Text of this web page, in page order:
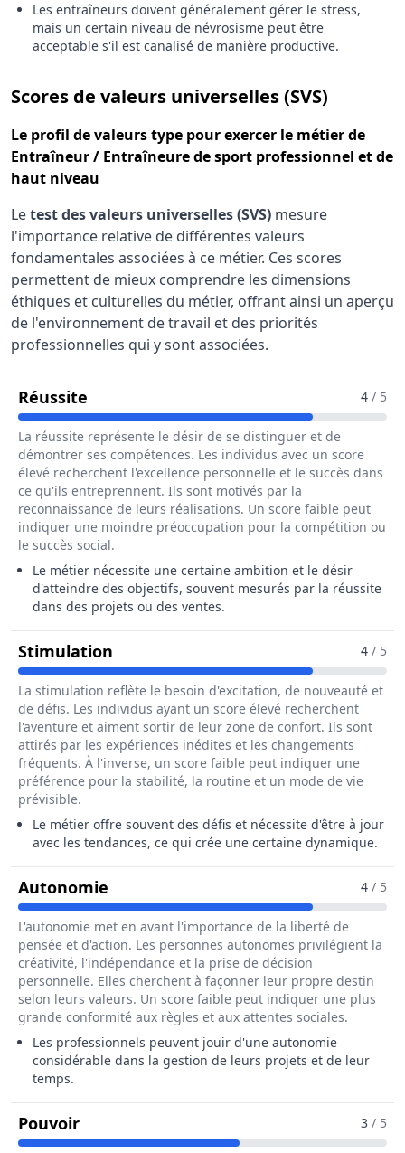
Les entraîneurs doivent généralement gérer le stress,
mais un certain niveau de névrosisme peut être
acceptable s'il est canalisé de manière productive.
Scores de valeurs universelles (SVS)
Le profil de valeurs type pour exercer le métier de
Entraîneur / Entraîneure de sport professionnel et de
haut niveau
Letest des valeurs universelles (SVS) mesure
l'importance relative de différentes valeurs
fondamentales associées à ce métier. Ces scores
permettent de mieux comprendre les dimensions
éthiques et culturelles du métier, offrant ainsi un aperçu
de l'environnement de travail et des priorités
professionnelles qui y sont associées.
Réussite Pour Le Métier De Entraîneur / 4 / 5
La réussite représente le désir de se distinguer et de
démontrer ses compétences. Les individus avec un score
élevé recherchent l'excellence personnelle et le succès dans
ce qu'ils entreprennent. Ils sont motivés par la
reconnaissance de leurs réalisations. Un score faible peut
indiquer une moindre préoccupation pour la compétition ou
le succès social.
Le métier nécessite une certaine ambition et le désir
d'atteindre des objectifs, souvent mesurés par la réussite
dans des projets ou des ventes.
Stimulation Pour Le Métier De Entraîneur /
4 / 5
La stimulation reflète le besoin d'excitation, de nouveauté et
de défis. Les individus ayant un score élevé recherchent
l'aventure et aiment sortir de leur zone de confort. Ils sont
attirés par les expériences inédites et les changements
fréquents. À l'inverse, un score faible peut indiquer une
préférence pour la stabilité, la routine et un mode de vie
prévisible.
Le métier offre souvent des défis et nécessite d'être à jour
avec les tendances, ce qui crée une certaine dynamique.
Autonomie Pour Le Métier De Entraîneur /4 / 5
L'autonomie met en avant l'importance de la liberté de
pensée et d'action. Les personnes autonomes privilégient la
créativité, l'indépendance et la prise de décision
personnelle. Elles cherchent à façonner leur propre destin
selon leurs valeurs. Un score faible peut indiquer une plus
grande conformité aux règles et aux attentes sociales.
Les professionnels peuvent jouir d'une autonomie
considérable dans la gestion de leurs projets et de leur
temps.
PouvoirPour Le Métier De Entraîneur / 3 / 5